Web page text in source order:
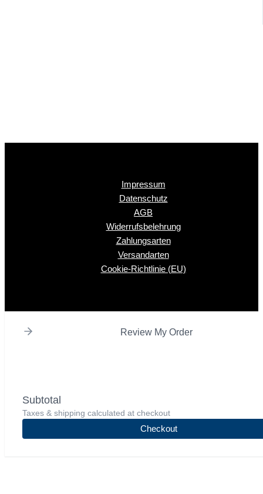
Impressum
Datenschutz
AGB
Widerrufsbelehrung
Zahlungsarten
Versandarten
Cookie-Richtlinie (EU)
Review My Order
Subtotal
Taxes & shipping calculated at checkout
Checkout